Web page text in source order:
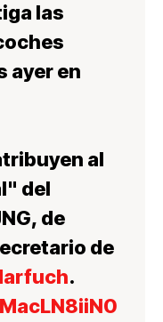
las
ayer en
al
del
de
de
.